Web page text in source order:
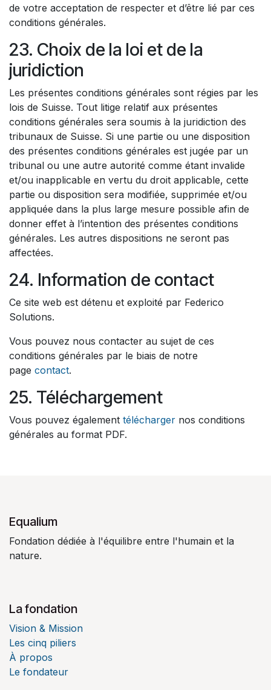
de votre acceptation de respecter et d’être lié par ces
conditions générales.
23. Choix de la loi et de la
juridiction
Les présentes conditions générales sont régies par les
lois de Suisse. Tout litige relatif aux présentes
conditions générales sera soumis à la juridiction des
tribunaux de Suisse. Si une partie ou une disposition
des présentes conditions générales est jugée par un
tribunal ou une autre autorité comme étant invalide
et/ou inapplicable en vertu du droit applicable, cette
partie ou disposition sera modifiée, supprimée et/ou
appliquée dans la plus large mesure possible afin de
donner effet à l’intention des présentes conditions
générales. Les autres dispositions ne seront pas
affectées.
24. Information de contact
Ce site web est détenu et exploité par Federico
Solutions.
Vous pouvez nous contacter au sujet de ces
conditions générales par le biais de notre
page contact.
25. Téléchargement
Vous pouvez également télécharger nos conditions
générales au format PDF.
Equalium
Fondation dédiée à l'équilibre entre l'humain et la
nature.
La fondation
Vision & Mission
Les cinq piliers
À propos
Le fondateur